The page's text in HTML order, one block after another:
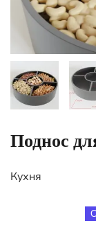
Поднос
Кухня